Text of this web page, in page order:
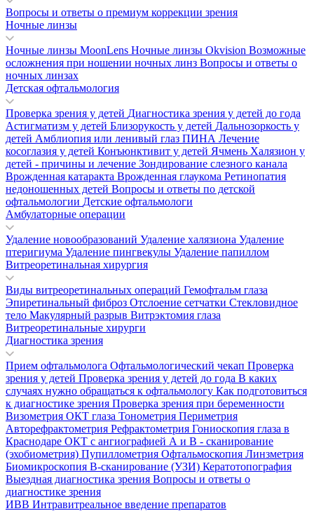
Вопросы и ответы о премиум коррекции зрения
Ночные линзы
Ночные линзы MoonLens Ночные линзы Okvision Возможные
осложнения при ношении ночных линз Вопросы и ответы о
ночных линзах
Детская офтальмология
Проверка зрения у детей Диагностика зрения у детей до года
Астигматизм у детей Близорукость у детей Дальнозоркость у
детей Амблиопия или ленивый глаз ПИНА Лечение
косоглазия у детей Конъюнктивит у детей Ячмень Халязион у
детей - причины и лечение Зондирование слезного канала
Врожденная катаракта Врожденная глаукома Ретинопатия
недоношенных детей Вопросы и ответы по детской
офтальмологии Детские офтальмологи
Амбулаторные операции
Удаление новообразований Удаление халязиона Удаление
птеригиума Удаление пингвекулы Удаление папиллом
Витреоретинальная хирургия
Виды витреоретинальных операций Гемофтальм глаза
Эпиретинальный фиброз Отслоение сетчатки Стекловидное
тело Макулярный разрыв Витрэктомия глаза
Витреоретинальные хирурги
Диагностика зрения
Прием офтальмолога Офтальмологический чекап Проверка
зрения у детей Проверка зрения у детей до года В каких
случаях нужно обращаться к офтальмологу Как подготовиться
к диагностике зрения Проверка зрения при беременности
Визометрия ОКТ глаза Тонометрия Периметрия
Авторефрактометрия Рефрактометрия Гониоскопия глаза в
Краснодаре ОКТ с ангиографией А и В - сканирование
(эхобиометрия) Пупиллометрия Офтальмоскопия Линзметрия
Биомикроскопия В-сканирование (УЗИ) Кератотопография
Выездная диагностика зрения Вопросы и ответы о
диагностике зрения
ИВВ Интравитреальное введение препаратов